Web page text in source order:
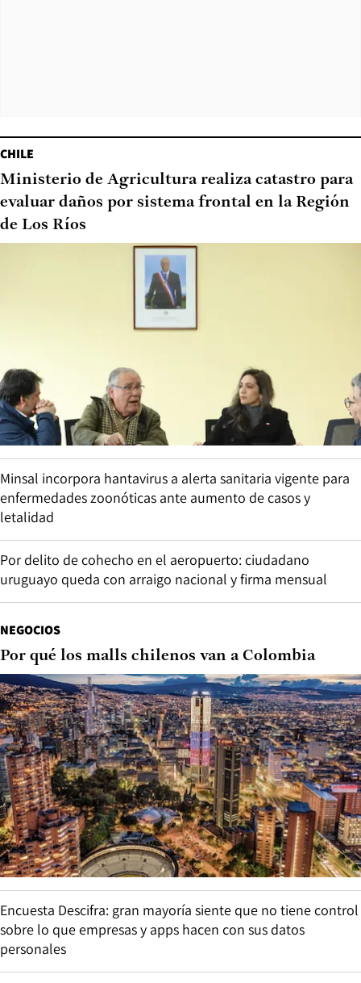
CHILE
Ministerio de Agricultura realiza catastro para
evaluar daños por sistema frontal en la Región
de Los Ríos
Minsal incorpora hantavirus a alerta sanitaria vigente para
enfermedades zoonóticas ante aumento de casos y
letalidad
Por delito de cohecho en el aeropuerto: ciudadano
uruguayo queda con arraigo nacional y firma mensual
NEGOCIOS
Por qué los malls chilenos van a Colombia
Encuesta Descifra: gran mayoría siente que no tiene control
sobre lo que empresas y apps hacen con sus datos
personales